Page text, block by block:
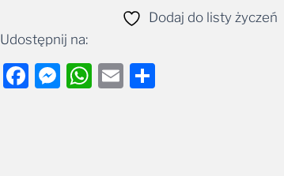
Dodaj do listy życzeń
Udostępnij na:
Facebook
Messenger
WhatsApp
EmailShare